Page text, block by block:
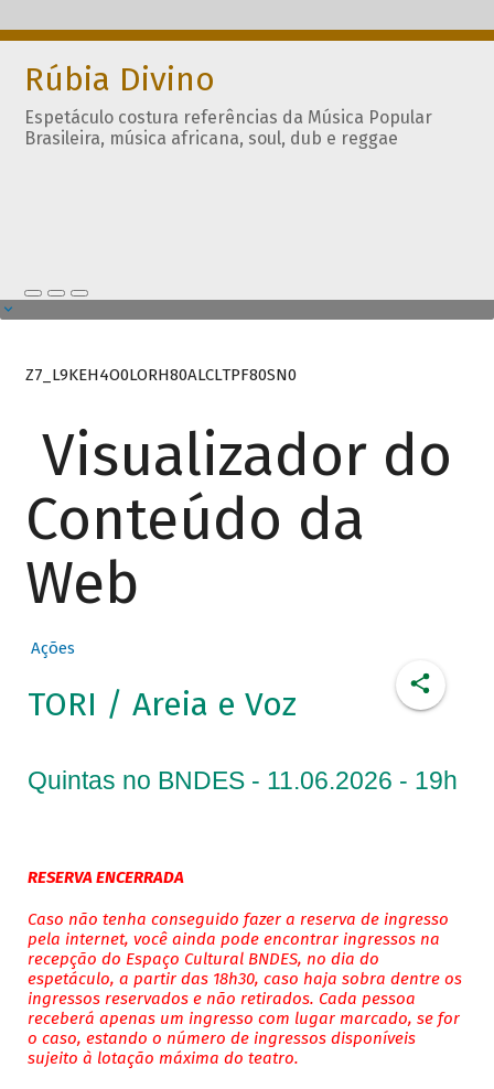
Rúbia Divino
Espetáculo costura referências da Música Popular
Brasileira, música africana, soul, dub e reggae
Z7_L9KEH4O0LORH80ALCLTPF80SN0
Visualizador do
Conteúdo da
Web
Ações
TORI / Areia e Voz
Quintas no BNDES - 11.06.2026 - 19h
RESERVA ENCERRADA
Caso não tenha conseguido fazer a reserva de ingresso
pela internet, você ainda pode encontrar ingressos na
recepção do Espaço Cultural BNDES, no dia do
espetáculo, a partir das 18h30, caso haja sobra dentre os
ingressos reservados e não retirados. Cada pessoa
receberá apenas um ingresso com lugar marcado, se for
o caso, estando o número de ingressos disponíveis
sujeito à lotação máxima do teatro.